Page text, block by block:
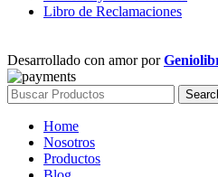
Libro de Reclamaciones
Desarrollado con amor por
Home
Nosotros
Productos